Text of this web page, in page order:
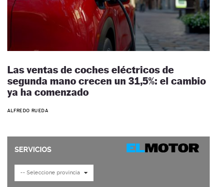
Las ventas de coches eléctricos de
segunda mano crecen un 31,5%: el cambio
ya ha comenzado
ALFREDO RUEDA